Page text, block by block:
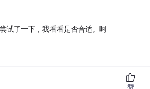
试了一下，我看看是否合适。呵
赞